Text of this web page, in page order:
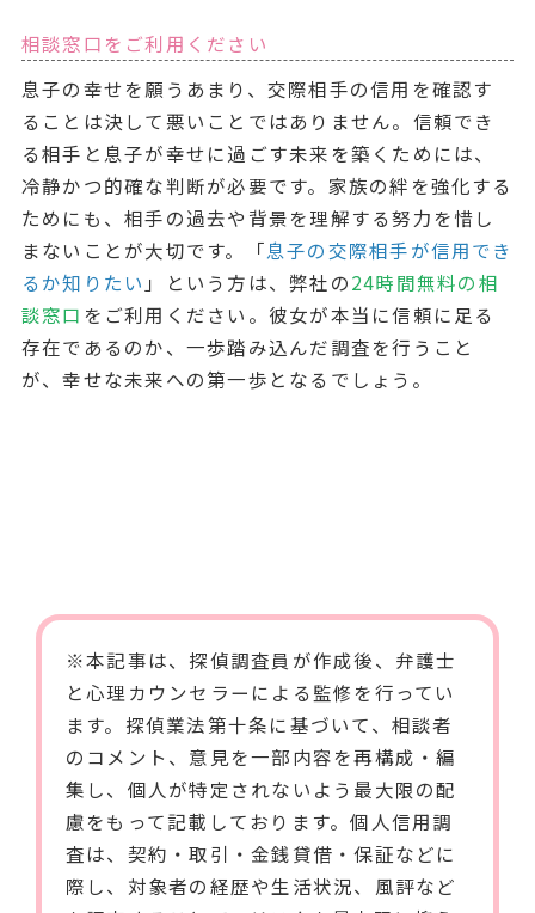
相談窓口をご利用ください
息子の幸せを願うあまり、交際相手の信用を確認す
ることは決して悪いことではありません。信頼でき
る相手と息子が幸せに過ごす未来を築くためには、
冷静かつ的確な判断が必要です。家族の絆を強化する
ためにも、相手の過去や背景を理解する努力を惜し
まないことが大切です。「息子の交際相手が信用でき
るか知りたい 」という方は、弊社の24時間無料の相
談窓口 をご利用ください。彼女が本当に信頼に足る
存在であるのか、一歩踏み込んだ調査を行うこと
が、幸せな未来への第一歩となるでしょう。
※本記事は、探偵調査員が作成後、弁護士
と心理カウンセラーによる監修を行ってい
ます。 探偵業法第十条に基づいて、相談者
のコメント、意見を一部内容を再構成・編
集し、個人が特定されないよう最大限の配
慮をもって記載しております。個人信用調
査は、契約・取引・金銭貸借・保証などに
際し、対象者の経歴や生活状況、風評など